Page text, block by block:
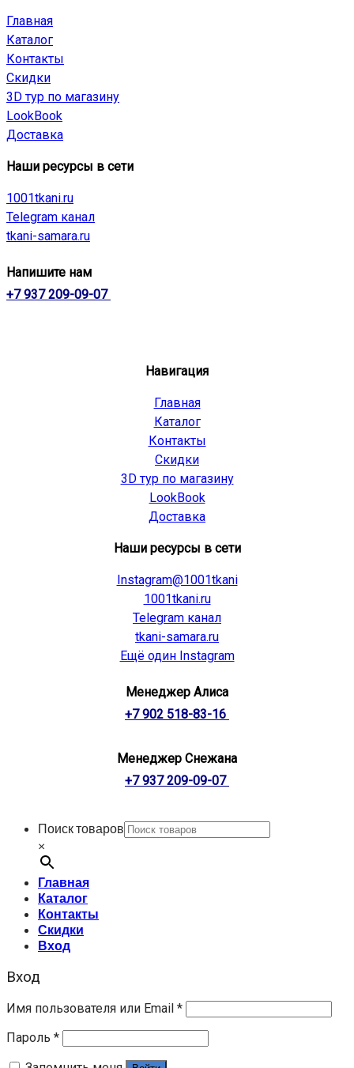
Главная
Каталог
Контакты
Скидки
3D тур по магазину
LookBook
Доставка
Наши ресурсы в сети
1001tkani.ru
Telegram канал
tkani-samara.ru
Напишите нам
+7 937 209-09-07
Навигация
Главная
Каталог
Контакты
Скидки
3D тур по магазину
LookBook
Доставка
Наши ресурсы в сети
Instagram@1001tkani
1001tkani.ru
Telegram канал
tkani-samara.ru
Ещё один Instagram
Менеджер Алиса
+7 902 518-83-16
Менеджер Снежана
+7 937 209-09-07
Поиск товаров
×
Главная
Каталог
Контакты
Скидки
Вход
Вход
Имя пользователя или Email *
Пароль *